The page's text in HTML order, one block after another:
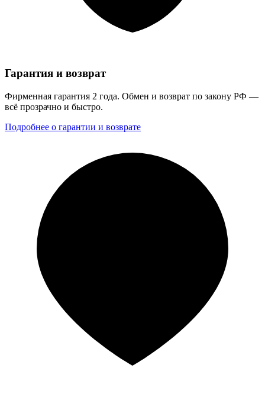
Гарантия и возврат
Фирменная гарантия 2 года. Обмен и возврат по закону РФ —
всё прозрачно и быстро.
Подробнее о гарантии и возврате